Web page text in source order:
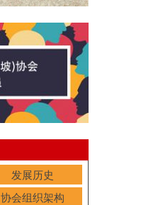
发展历史
协会组织架构